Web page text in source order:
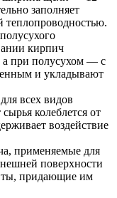
заполняет
теплопроводностью.
кирпич
а при полусухом — с
и укладывают
всех видов
колеблется от
воздействие
применяемые для
поверхности
придающие им